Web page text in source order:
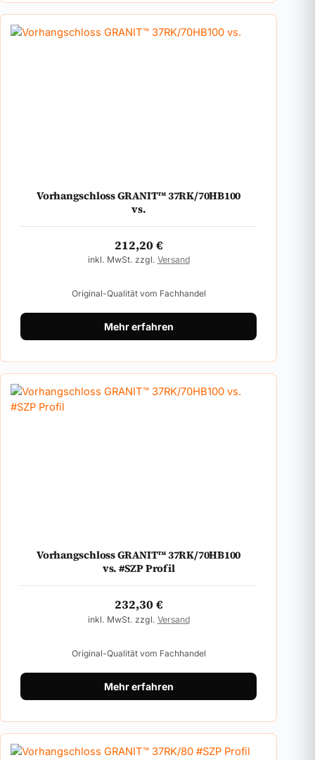
Vorhangschloss GRANIT™ 37RK/70HB100
vs.
212,20€
inkl. MwSt. zzgl. Versand
Original-Qualität vom Fachhandel
Mehr erfahren
Vorhangschloss GRANIT™ 37RK/70HB100
vs. #SZP Profil
232,30€
inkl. MwSt. zzgl. Versand
Original-Qualität vom Fachhandel
Mehr erfahren